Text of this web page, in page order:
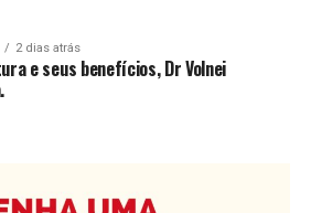
2 dias atrás
e seus benefícios, Dr Volnei